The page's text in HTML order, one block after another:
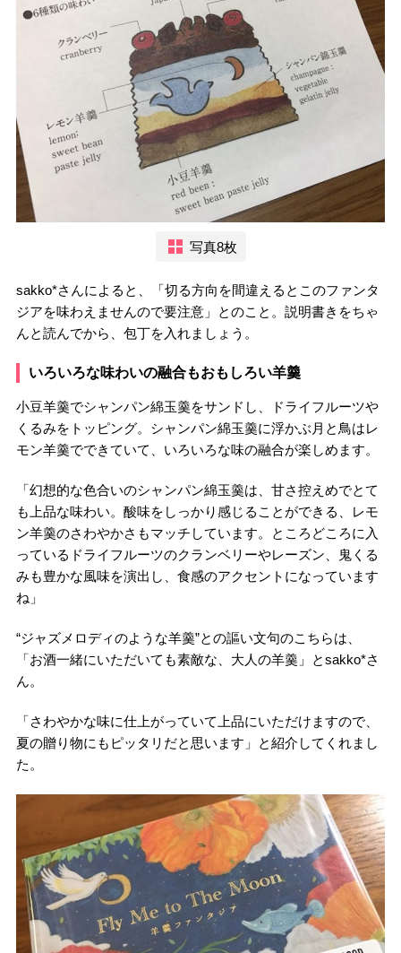
写真8枚
sakko*さんによると、「切る方向を間違えるとこのファンタ
ジアを味わえませんので要注意」とのこと。説明書きをちゃ
んと読んでから、包丁を入れましょう。
いろいろな味わいの融合もおもしろい羊羹
小豆羊羹でシャンパン綿玉羹をサンドし、ドライフルーツや
くるみをトッピング。シャンパン綿玉羹に浮かぶ月と鳥はレ
モン羊羹でできていて、いろいろな味の融合が楽しめます。
「幻想的な色合いのシャンパン綿玉羹は、甘さ控えめでとて
も上品な味わい。酸味をしっかり感じることができる、レモ
ン羊羹のさわやかさもマッチしています。ところどころに入
っているドライフルーツのクランベリーやレーズン、鬼くる
みも豊かな風味を演出し、食感のアクセントになっています
ね」
“ジャズメロディのような羊羹”との謳い文句のこちらは、
「お酒一緒にいただいても素敵な、大人の羊羹」とsakko*さ
ん。
「さわやかな味に仕上がっていて上品にいただけますので、
夏の贈り物にもピッタリだと思います」と紹介してくれまし
た。